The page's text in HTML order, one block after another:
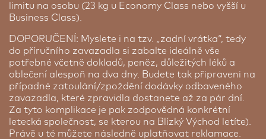
limitu na osobu (23 kg u Economy Class nebo vyšší u
Business Class).
DOPORUČENÍ: Myslete i na tzv. „zadní vrátka“, tedy
do příručního zavazadla si zabalte ideálně vše
potřebné včetně dokladů, peněz, důležitých léků a
oblečení alespoň na dva dny. Budete tak připraveni na
případné zatoulání/zpoždění dodávky odbaveného
zavazadla, které zpravidla dostanete až za pár dní.
Za tyto komplikace je pak zodpovědná konkrétní
letecká společnost, se kterou na Blízký Východ letíte).
Právě u té můžete následně uplatňovat reklamace.